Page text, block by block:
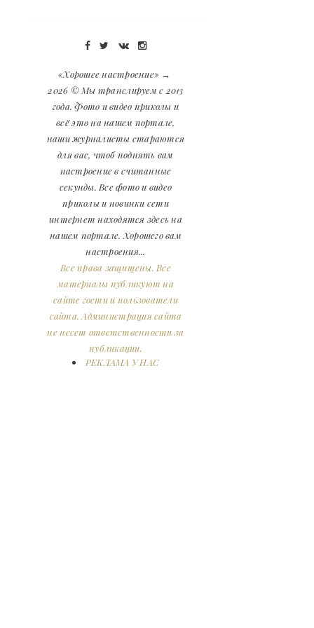
«Хорошее настроение» →
2026 © Мы транслируем с 2013
года. Фото и видео приколы и
всё это на нашем портале,
наши журналисты стараются
для вас, чтоб поднять вам
настроение в считанные
секунды. Все фото и видео
приколы и новинки сети
интернет находятся здесь на
нашем портале. Хорошего вам
настроения...
Все права защищены. Все
материалы публикуют на
сайте гости и пользователи
сайта. Администрация сайта
не несет ответственности за
публикации.
РЕКЛАМА У НАС